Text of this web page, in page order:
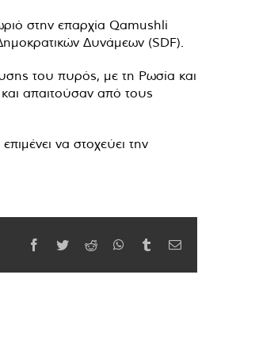
στην επαρχία Qamushli
Δυνάμεων (SDF).
του πυρός, με τη Ρωσία και
απαιτούσαν από τους
να στοχεύει την
Facebook
TwitterReddit WhatsApp
TumblrEmail